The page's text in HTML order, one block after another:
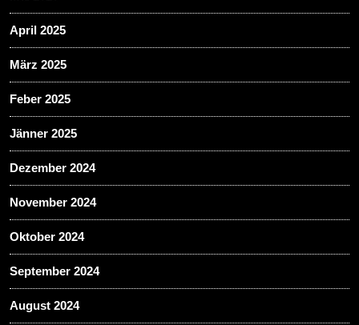
April 2025
März 2025
Feber 2025
Jänner 2025
Dezember 2024
November 2024
Oktober 2024
September 2024
August 2024